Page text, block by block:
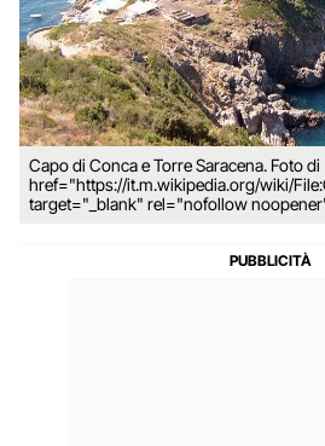
Capo di Conca e Torre Saracena. Foto di
href="https://it.m.wikipedia.org/wiki/
target="_blank" rel="nofollow